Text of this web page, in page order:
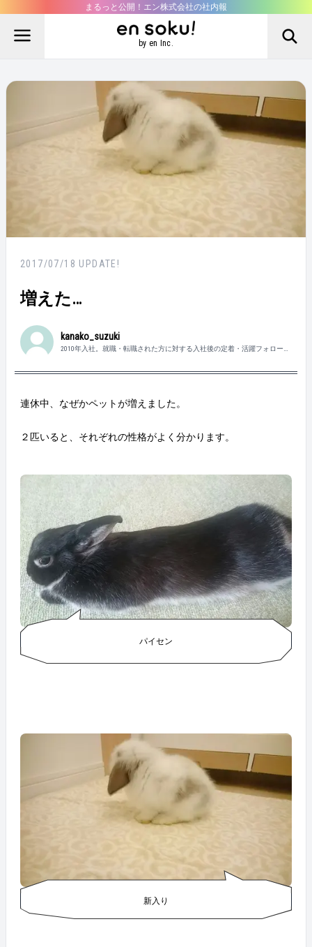
まるっと公開！エン株式会社の社内報
by en Inc.
2017/07/18 UPDATE!
増えた…
kanako_suzuki
2010年入社。就職・転職された方に対する入社後の定着・活躍フォローを
連休中、なぜかペットが増えました。
２匹いると、それぞれの性格がよく分かります。
パイセン
新入り